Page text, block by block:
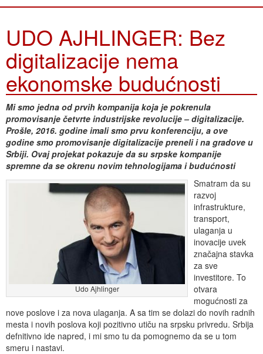
UDO AJHLINGER: Bez
digitalizacije nema
ekonomske budućnosti
Mi smo jedna od prvih kompanija koja je pokrenula
promovisanje četvrte industrijske revolucije – digitalizacije.
Prošle, 2016. godine imali smo prvu konferenciju, a ove
godine smo promovisanje digitalizacije preneli i na gradove u
Srbiji. Ovaj projekat pokazuje da su srpske kompanije
spremne da se okrenu novim tehnologijama i budućnosti
Udo Ajhlinger
Smatram da su
razvoj
infrastrukture,
transport,
ulaganja u
inovacije uvek
značajna stavka
za sve
investitore. To
otvara
mogućnosti za
nove poslove i za nova ulaganja. A sa tim se dolazi do novih radnih
mesta i novih poslova koji pozitivno utiču na srpsku privredu. Srbija
defnitivno ide napred, i mi smo tu da pomognemo da se u tom
smeru i nastavi.